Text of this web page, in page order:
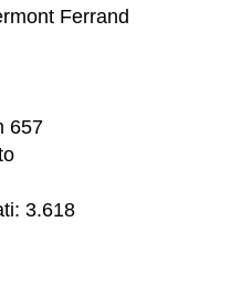
Ferrand
657
3.618